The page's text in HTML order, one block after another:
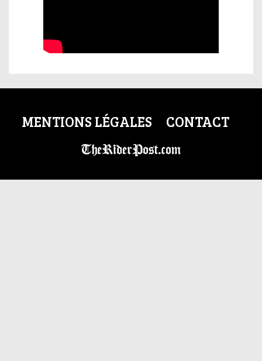
MENTIONS LÉGALES CONTACT